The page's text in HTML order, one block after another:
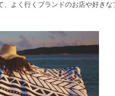
、よく行くブランドのお店や好き